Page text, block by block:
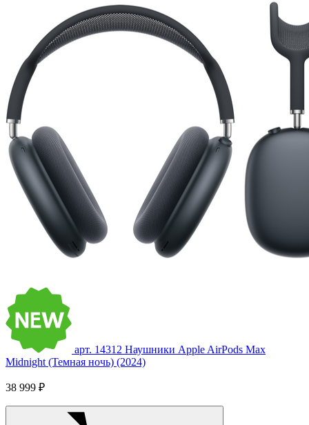
арт. 14312 Наушники Apple AirPods Max
Midnight (Темная ночь) (2024)
38 999 ₽